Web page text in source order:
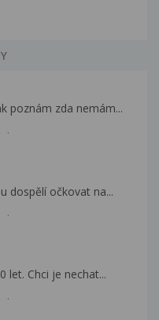
poznám zda nemám...
dospělí očkovat na...
let. Chci je nechat...